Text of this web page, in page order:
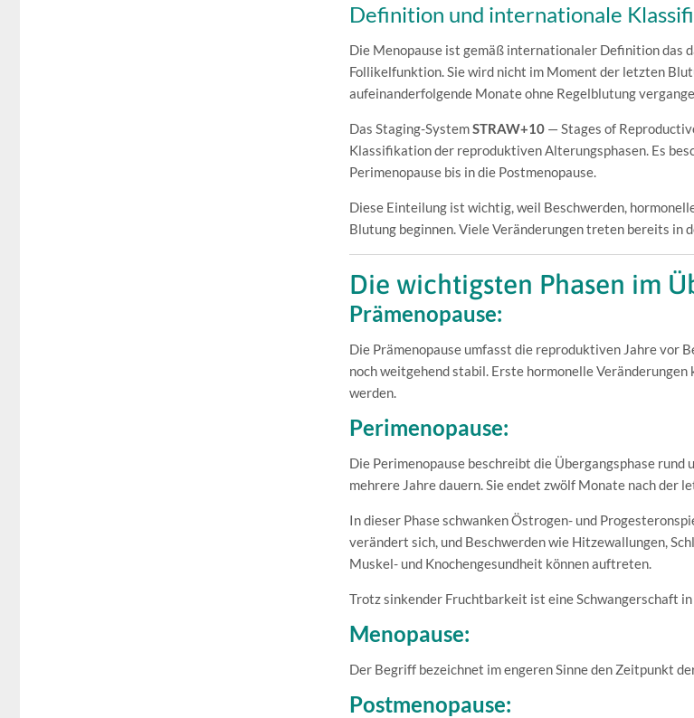
Definition und internationale
Die Menopause ist gemäß internationaler Definition das
Follikelfunktion. Sie wird nicht im Moment der letzten
aufeinanderfolgende Monate ohne Regelblutung
Das Staging-SystemSTRAW+10— Stages of
Klassifikation der reproduktiven Alterungsphasen. Es
Perimenopause bis in die Postmenopause.
Diese Einteilung ist wichtig, weil Beschwerden,
Blutung beginnen. Viele Veränderungen treten bereits in
Die wichtigsten Phasen im
Prämenopause:
Die Prämenopause umfasst die reproduktiven Jahre vor
noch weitgehend stabil. Erste hormonelle
werden.
Perimenopause:
Die Perimenopause beschreibt die Übergangsphase
mehrere Jahre dauern. Sie endet zwölf Monate nach der
In dieser Phase schwanken Östrogen- und
verändert sich, und Beschwerden wie Hitzewallungen,
Muskel- und Knochengesundheit können auftreten.
Trotz sinkender Fruchtbarkeit ist eine Schwangerschaft
Menopause:
Der Begriff bezeichnet im engeren Sinne den Zeitpunkt
Postmenopause: